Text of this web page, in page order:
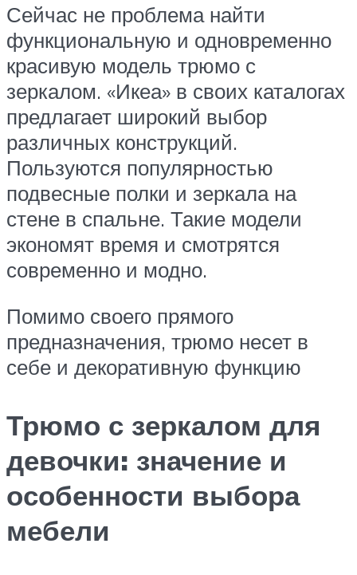
Сейчас не проблема найти
функциональную и одновременно
красивую модель трюмо с
зеркалом. «Икеа» в своих каталогах
предлагает широкий выбор
различных конструкций.
Пользуются популярностью
подвесные полки и зеркала на
стене в спальне. Такие модели
экономят время и смотрятся
современно и модно.
Помимо своего прямого
предназначения, трюмо несет в
себе и декоративную функцию
Трюмо с зеркалом для
девочки: значение и
особенности выбора
мебели